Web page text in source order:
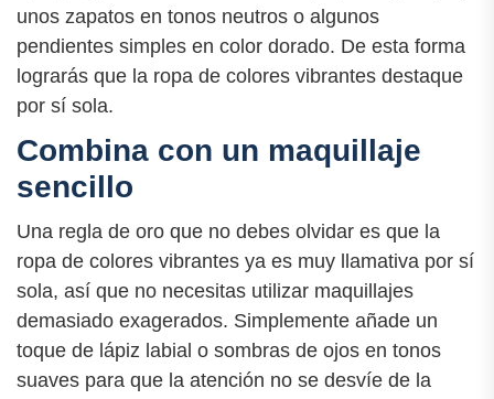
unos zapatos en tonos neutros o algunos
pendientes simples en color dorado. De esta forma
lograrás que la ropa de colores vibrantes destaque
por sí sola.
Combina con un maquillaje
sencillo
Una regla de oro que no debes olvidar es que la
ropa de colores vibrantes ya es muy llamativa por sí
sola, así que no necesitas utilizar maquillajes
demasiado exagerados. Simplemente añade un
toque de lápiz labial o sombras de ojos en tonos
suaves para que la atención no se desvíe de la